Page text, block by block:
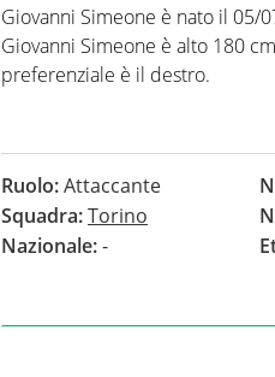
Giovanni Simeone è nato il 05/
Giovanni Simeone è alto 180
preferenziale è il destro.
In questa stagione ha
nessun gol.
Ruolo:Attaccante
Squadra:Torino
Nazionale:-